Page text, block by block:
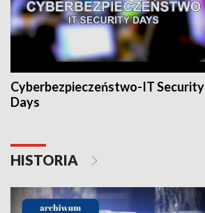
Cyberbezpieczeństwo-IT Security
Days
HISTORIA